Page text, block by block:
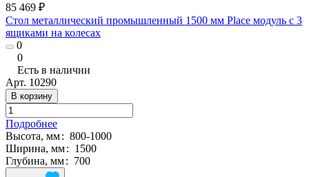
85 469 ₽
Стол металлический промышленный 1500 мм Place модуль с 3
ящиками на колесах
0
0
Есть в наличии
Арт. 10290
В корзину
Подробнее
Высота, мм: 800-1000
Ширина, мм: 1500
Глубина, мм: 700